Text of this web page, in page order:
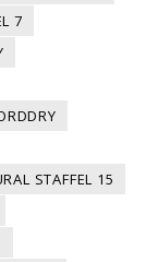
7
STAFFEL 15